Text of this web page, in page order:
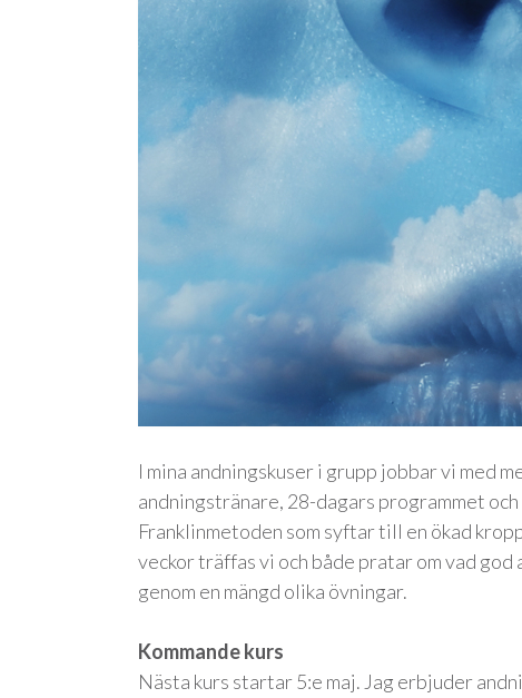
I mina andningskuser i grupp jobbar vi med
andningstränare, 28-dagars programmet
Franklinmetoden som syftar till en ökad
veckor träffas vi och både pratar om vad god
genom en mängd olika övningar.
Kommande kurs
Nästa kurs startar 5:e maj. Jag erbjuder